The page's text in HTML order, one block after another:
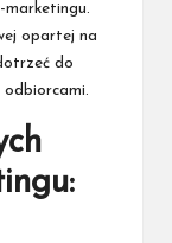
marketingu.
opartej na
do
odbiorcami.